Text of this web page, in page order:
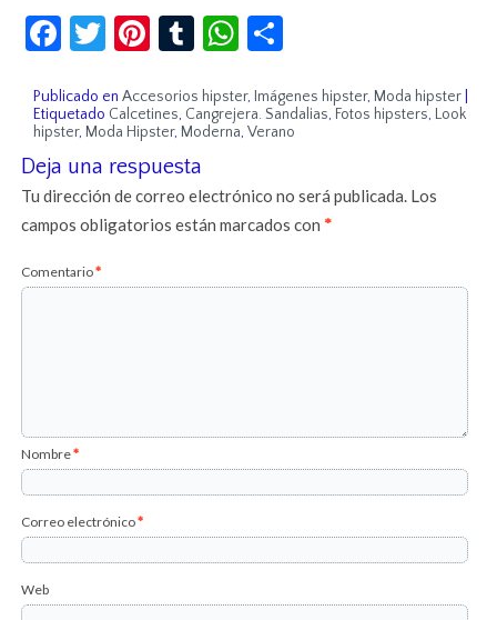
Facebook
Twitter
Pinterest
TumblrWhatsApp
Publicado en Accesorios hipster, Imágenes hipster, Moda hipster
Etiquetado Calcetines, Cangrejera. Sandalias, Fotos hipsters, Look
hipster, Moda Hipster, Moderna,Verano
Deja una respuesta
Tu dirección de correo electrónico no será publicada. Los
campos obligatorios están marcados con*
Comentario*
Nombre*
Correo electrónico*
Web